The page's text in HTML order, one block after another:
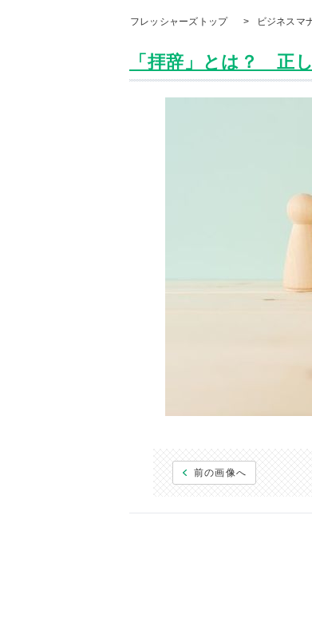
フレッシャーズトップ > ビジネスマ
「拝辞」とは？ 正
前の画像へ